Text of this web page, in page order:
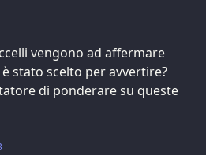
vengono ad affermare
stato scelto per avvertire?
di ponderare su queste